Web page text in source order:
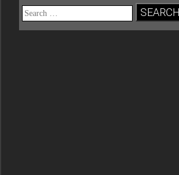
Search
for: